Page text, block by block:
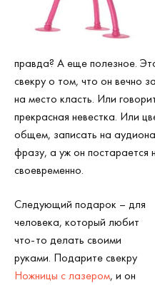
правда? А еще полезное.
свекру о том, что он вечно
на место класть. Или
прекрасная невестка. Или
общем, записать на
фразу, а уж он постарается
своевременно.
Следующий подарок – для
человека, который любит
что-то делать своими
руками. Подарите свекру
Ножницы с лазером, и он